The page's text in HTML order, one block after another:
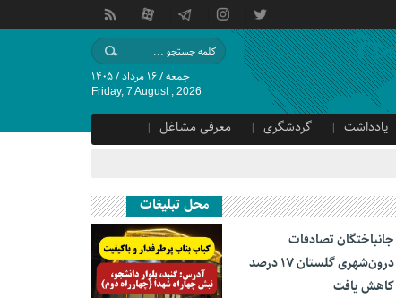
جمعه / ۱۶ مرداد / ۱۴۰۵
Friday, 7 August , 2026
یادداشت گردشگری
معرفی مشاغل
جانباختگان تصادفات
درون‌شهری گلستان ۱۷ درصد
کاهش یافت
محل تبلیغات